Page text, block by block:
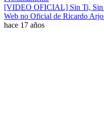
[VIDEO OFICIAL] Sin Ti, Sin
Web no Oficial de Ricardo
hace 17 años